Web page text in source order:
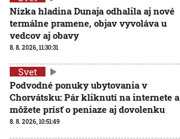
Nízka hladina Dunaja odhalila aj nové
termálne pramene, objav vyvoláva u
vedcov aj obavy
8. 8. 2026, 11:30:31
Svet
Podvodné ponuky ubytovania v
Chorvátsku: Pár kliknutí na internete a
môžete prísť o peniaze aj dovolenku
8. 8. 2026, 10:51:49